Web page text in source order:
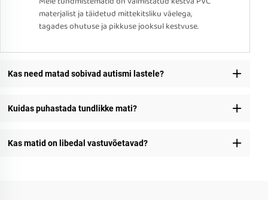
materjalist ja täidetud mittekitsliku väelega,
tagades ohutuse ja pikkuse jooksul kestvuse.
Kas need matad sobivad autismi lastele?
Kuidas puhastada tundlikke mati?
Kas matid on libedal vastuvõetavad?